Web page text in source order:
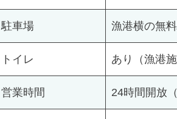
駐車場 漁港横の無
トイレ あり（漁港施
営業時間 24時間開放